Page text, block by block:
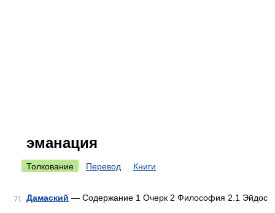
эманация
Толкование Перевод Книги
71 Дамаский — Содержание 1 Очерк 2 Философия 2.1 Эйдос